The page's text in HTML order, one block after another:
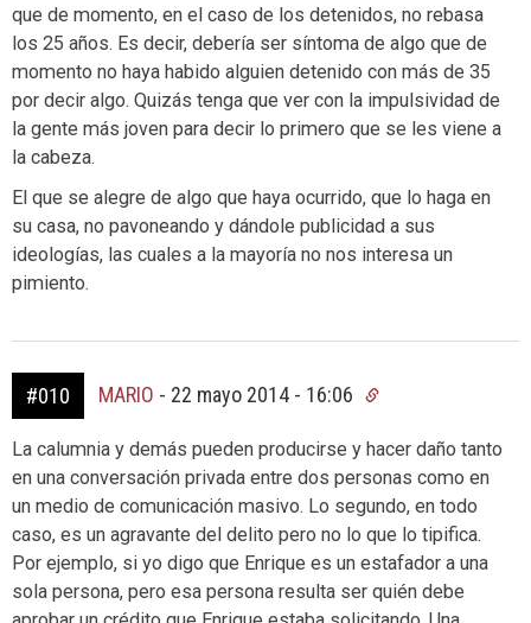
que de momento, en el caso de los detenidos, no rebasa
los 25 años. Es decir, debería ser síntoma de algo que de
momento no haya habido alguien detenido con más de 35
por decir algo. Quizás tenga que ver con la impulsividad de
la gente más joven para decir lo primero que se les viene a
la cabeza.
El que se alegre de algo que haya ocurrido, que lo haga en
su casa, no pavoneando y dándole publicidad a sus
ideologías, las cuales a la mayoría no nos interesa un
pimiento.
#010 MARIO - 22 mayo 2014 - 16:06
La calumnia y demás pueden producirse y hacer daño tanto
en una conversación privada entre dos personas como en
un medio de comunicación masivo. Lo segundo, en todo
caso, es un agravante del delito pero no lo que lo tipifica.
Por ejemplo, si yo digo que Enrique es un estafador a una
sola persona, pero esa persona resulta ser quién debe